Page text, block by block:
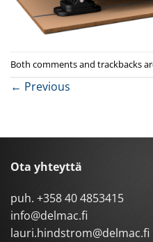
Both comments and trackbacks
← Previous
Ota yhteyttä
puh. +358 40 4853415
info@delmac.fi
lauri.hindstrom@delmac.fi